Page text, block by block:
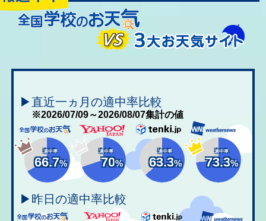
▶直近一ヵ月の適中率比較
※2026/07/09～2026/08/07集計の値
適中率
66.7%
適中率
70%
適中率
63.3%
適中率
73.3%
▶昨日の適中率比較